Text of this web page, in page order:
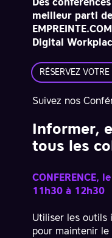
Des
meilleur parti
Digital
RÉSERVEZ
Suivez nos
Informer,
tous les
CONFERENCE,
11h30 à 12h30
Utiliser les outils
pour maintenir le